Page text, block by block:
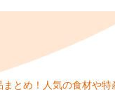
とめ！人気の食材や特